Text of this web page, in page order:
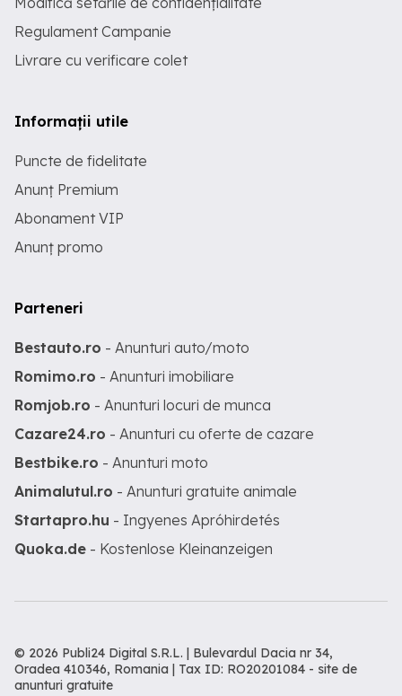
Regulament Campanie
Livrare cu verificare colet
Informații utile
Puncte de fidelitate
Anunț Premium
Abonament VIP
Anunț promo
Parteneri
Bestauto.ro - Anunturi auto/moto
Romimo.ro - Anunturi imobiliare
Romjob.ro - Anunturi locuri de munca
Cazare24.ro - Anunturi cu oferte de cazare
Bestbike.ro - Anunturi moto
Animalutul.ro - Anunturi gratuite animale
Startapro.hu - Ingyenes Apróhirdetés
Quoka.de - Kostenlose Kleinanzeigen
© 2026 Publi24 Digital S.R.L. | Bulevardul Dacia nr 34,
Oradea 410346, Romania | Tax ID: RO20201084 - site de
anunturi gratuite